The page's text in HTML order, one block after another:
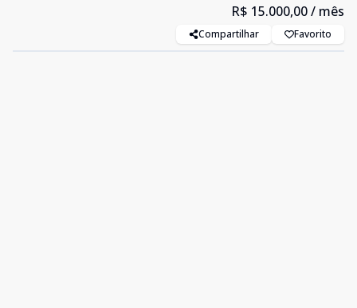
R$ 15.000,00/ mês
Compartilhar Favorito